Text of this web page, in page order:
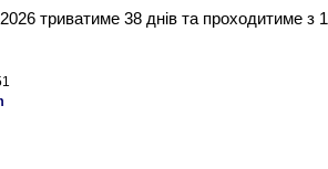
2026 триватиме 38 днів та проходитиме